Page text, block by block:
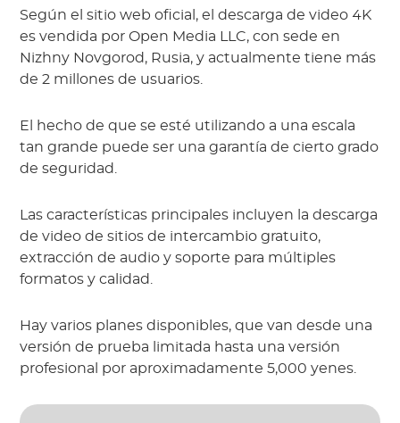
Según el sitio web oficial, el descarga de video 4K
es vendida por Open Media LLC, con sede en
Nizhny Novgorod, Rusia, y actualmente tiene más
de 2 millones de usuarios.
El hecho de que se esté utilizando a una escala
tan grande puede ser una garantía de cierto grado
de seguridad.
Las características principales incluyen la descarga
de video de sitios de intercambio gratuito,
extracción de audio y soporte para múltiples
formatos y calidad.
Hay varios planes disponibles, que van desde una
versión de prueba limitada hasta una versión
profesional por aproximadamente 5,000 yenes.